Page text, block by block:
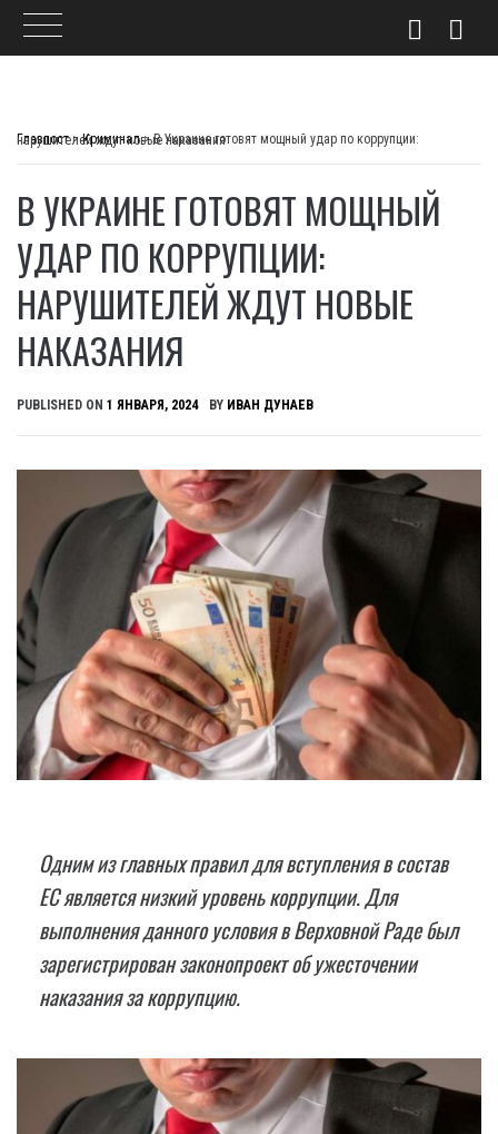
Главпост>Криминал>
В Украине готовят мощный удар по коррупции: нарушителей ждут новые наказания
В УКРАИНЕ ГОТОВЯТ МОЩНЫЙ
УДАР ПО КОРРУПЦИИ:
НАРУШИТЕЛЕЙ ЖДУТ НОВЫЕ
НАКАЗАНИЯ
PUBLISHED ON 1 ЯНВАРЯ, 2024 BY ИВАН ДУНАЕВ
Одним из главных правил для вступления в состав
EC является низкий уровень коррупции. Для
выполнения данного условия в Верховной Раде был
зарегистрирован законопроект об ужесточении
наказания за коррупцию.